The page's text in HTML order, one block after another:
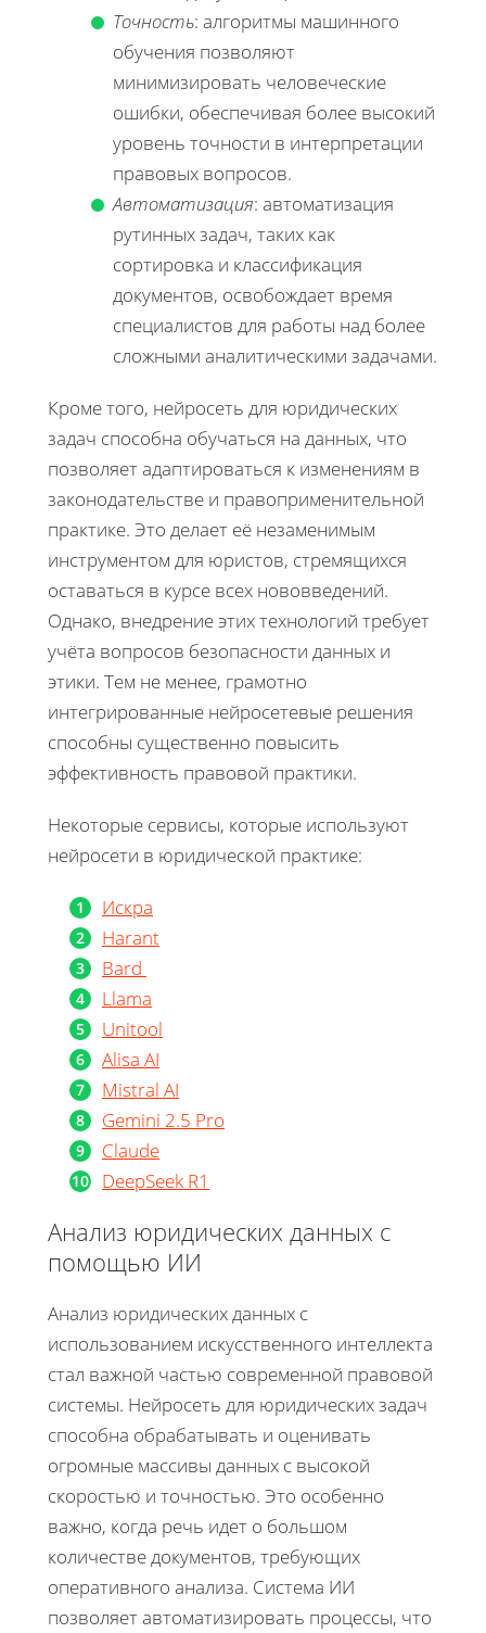
Точность: алгоритмы машинного
обучения позволяют
минимизировать человеческие
ошибки, обеспечивая более высокий
уровень точности в интерпретации
правовых вопросов.
Автоматизация: автоматизация
рутинных задач, таких как
сортировка и классификация
документов, освобождает время
специалистов для работы над более
сложными аналитическими задачами.
Кроме того, нейросеть для юридических
задач способна обучаться на данных, что
позволяет адаптироваться к изменениям в
законодательстве и правоприменительной
практике. Это делает её незаменимым
инструментом для юристов, стремящихся
оставаться в курсе всех нововведений.
Однако, внедрение этих технологий требует
учёта вопросов безопасности данных и
этики. Тем не менее, грамотно
интегрированные нейросетевые решения
способны существенно повысить
эффективность правовой практики.
Некоторые сервисы, которые используют
нейросети в юридической практике:
Искра
Harant
Bard
Llama
Unitool
Alisa AI
Mistral AI
Gemini 2.5 Pro
Claude
DeepSeek R1
Анализ юридических данных с
помощью ИИ
Анализ юридических данных с
использованием искусственного интеллекта
стал важной частью современной правовой
системы. Нейросеть для юридических задач
способна обрабатывать и оценивать
огромные массивы данных с высокой
скоростью и точностью. Это особенно
важно, когда речь идет о большом
количестве документов, требующих
оперативного анализа. Система ИИ
позволяет автоматизировать процессы, что